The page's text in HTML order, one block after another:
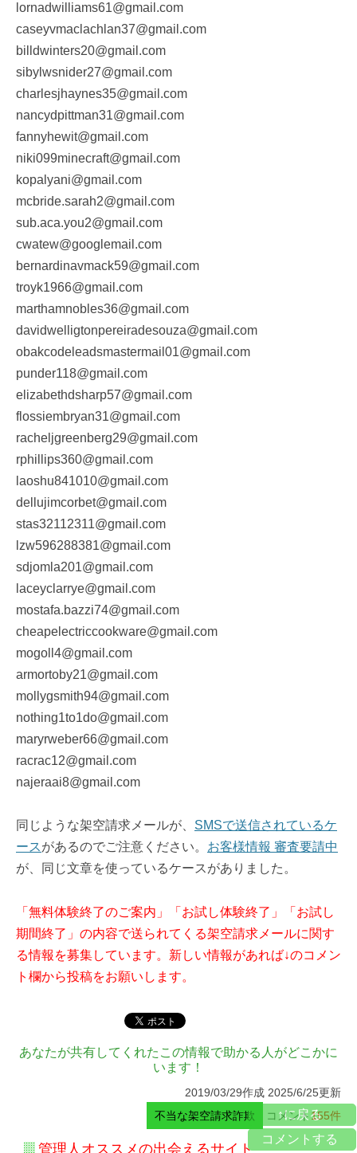
lornadwilliams61@gmail.com
caseyvmaclachlan37@gmail.com
billdwinters20@gmail.com
sibylwsnider27@gmail.com
charlesjhaynes35@gmail.com
nancydpittman31@gmail.com
fannyhewit@gmail.com
niki099minecraft@gmail.com
kopalyani@gmail.com
mcbride.sarah2@gmail.com
sub.aca.you2@gmail.com
cwatew@googlemail.com
bernardinavmack59@gmail.com
troyk1966@gmail.com
marthamnobles36@gmail.com
davidwelligtonpereiradesouza@gmail.com
obakcodeleadsmastermail01@gmail.com
punder118@gmail.com
elizabethdsharp57@gmail.com
flossiembryan31@gmail.com
racheljgreenberg29@gmail.com
rphillips360@gmail.com
laoshu841010@gmail.com
dellujimcorbet@gmail.com
stas32112311@gmail.com
lzw596288381@gmail.com
sdjomla201@gmail.com
laceyclarrye@gmail.com
mostafa.bazzi74@gmail.com
cheapelectriccookware@gmail.com
mogoll4@gmail.com
armortoby21@gmail.com
mollygsmith94@gmail.com
nothing1to1do@gmail.com
maryrweber66@gmail.com
racrac12@gmail.com
najeraai8@gmail.com
同じような架空請求メールが、 SMSで送信されているケ
ースがあるのでご注意ください。 お客様情報 審査要請中
が、同じ文章を使っているケースがありました。
「無料体験終了のご案内」「お試し体験終了」「お試し
期間終了」の内容で送られてくる架空請求メールに関す
る情報を募集しています。新しい情報があれば↓のコメン
ト欄から投稿をお願いします。
あなたが共有してくれたこの情報で助かる人がどこかに
います！
2019/03/29作成 2025/6/25更新
不当な架空請求詐欺
コメント155件
管理人オススメの出会えるサイト
↑に戻る
コメントする